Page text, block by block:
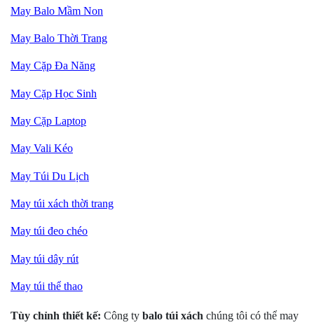
May Balo Mầm Non
May Balo Thời Trang
May Cặp Đa Năng
May Cặp Học Sinh
May Cặp Laptop
May Vali Kéo
May Túi Du Lịch
May túi xách thời trang
May túi đeo chéo
May túi dây rút
May túi thể thao
Tùy chỉnh thiết kế: Công ty balo túi xách chúng tôi có thể may